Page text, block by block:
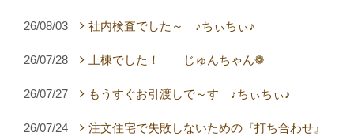
26/08/03 社内検査でした～ ♪ちぃちぃ♪
26/07/28 上棟でした！ じゅんちゃん❁
26/07/27 もうすぐお引渡しで～す ♪ちぃちぃ♪
26/07/24
注文住宅で失敗しないための『打ち合わせ』